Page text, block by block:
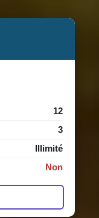
12
3
Illimité
Non